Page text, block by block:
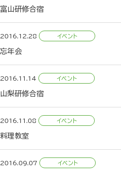
富山研修合宿
2016.12.28
忘年会
2016.11.14
山梨研修合宿
2016.11.08
料理教室
2016.09.07